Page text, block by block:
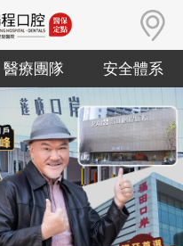
醫療團隊 安全體系